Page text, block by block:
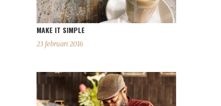
MAKE IT SIMPLE
23 februari 2016